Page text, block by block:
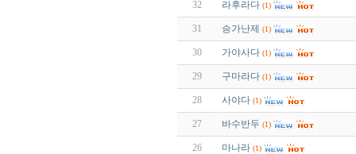
32 라후라다 (1)
31 승가난제 (1)
30 가야사다 (1)
29 구마라다 (1)
28 사야다 (1)
27 바수반두 (1)
26 마나라 (1)